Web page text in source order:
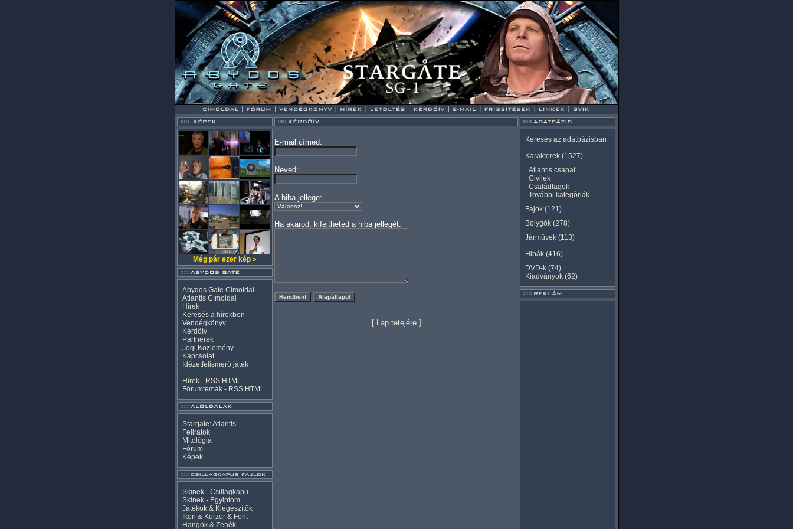
Még pár ezer kép »
Abydos Gate Címoldal
Atlantis Címoldal
Hírek
Keresés a hírekben
Vendégkönyv
Kérdőív
Partnerek
Jogi Közlemény
Kapcsolat
Idézetfelismerő játék
Hírek - RSS HTML
Fórumtémák - RSS HTML
Stargate: Atlantis
Feliratok
Mitológia
Fórum
Képek
Skinek - Csillagkapu
Skinek - Egyiptom
Játékok & Kiegészítők
Ikon & Kurzor & Font
Hangok & Zenék
E-mail címed:
Neved:
A hiba jellege:
Ha akarod, kifejtheted a hiba jellegét:
[ Lap tetejére]
Keresés az adatbázisban
Karakterek (1527)
Atlantis csapat
Civilek
Családtagok
További kategóriák...
Fajok (121)
Bolygók (278)
Járművek (113)
Hibák (416)
DVD-k (74)
Kiadványok (62)